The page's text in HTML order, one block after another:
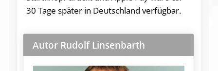
30 Tage später in Deutschland verfügbar.
Autor Rudolf Linsenbarth